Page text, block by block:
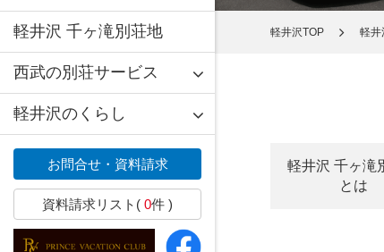
軽井沢 千ヶ滝別荘地
西武の別荘サービス
軽井沢のくらし
お問合せ・資料請求
資料請求リスト( 0件 )
軽井沢TOP 軽井
軽井沢 千ヶ滝
とは